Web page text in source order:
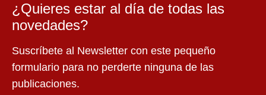
¿Quieres estar al día de todas las
novedades?
Suscríbete al Newsletter con este pequeño
formulario para no perderte ninguna de las
publicaciones.